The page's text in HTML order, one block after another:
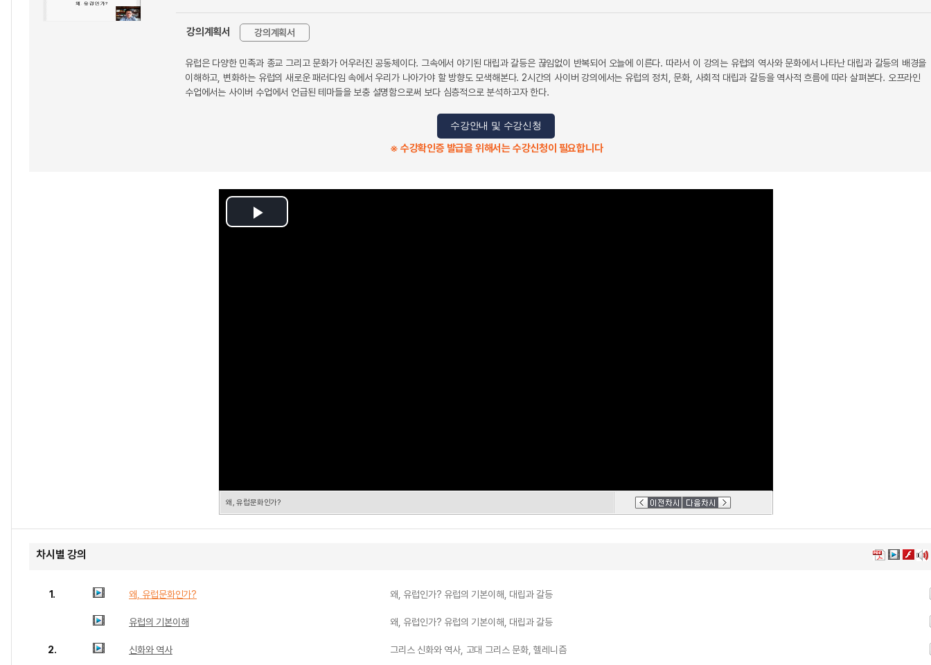
강의계획서 강의계획서
유럽은 다양한 민족과 종교 그리고 문화가 어우러진 공동체이다. 그속에서 야기된 대립과 갈등은 끊임없이 반복되어 오늘에 이른다. 따라서 이 강의는 유럽의 역사와 문화에서 나타난 대립과 갈등의 배경을
이해하고, 변화하는 유럽의 새로운 패러다임 속에서 우리가 나아가야 할 방향도 모색해본다. 2시간의 사이버 강의에서는 유럽의 정치, 문화, 사회적 대립과 갈등을 역사적 흐름에 따라 살펴본다. 오프라인
수업에서는 사이버 수업에서 언급된 테마들을 보충 설명함으로써 보다 심층적으로 분석하고자 한다.
수강안내 및 수강신청
※ 수강확인증 발급을 위해서는 수강신청이 필요합니다
Play
왜, 유럽문화인가?
차시별 강의
1. 왜, 유럽문화인가? 왜, 유럽인가? 유럽의 기본이해, 대립과 갈등
유럽의 기본이해 왜, 유럽인가? 유럽의 기본이해, 대립과 갈등
2. 신화와 역사 그리스 신화와 역사, 고대 그리스 문화, 헬레니즘